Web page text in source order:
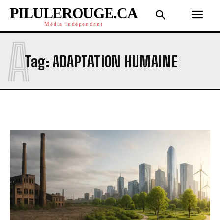
PILULEROUGE.CA
Média indépendant
Tag: ADAPTATION HUMAINE
A